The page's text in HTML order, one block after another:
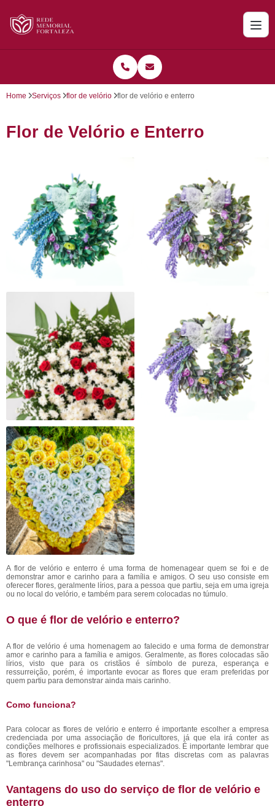
Home Serviços flor de velório flor de velório e enterro
Flor de Velório e Enterro
A flor de velório e enterro é uma forma de homenagear quem se foi e de
demonstrar amor e carinho para a família e amigos. O seu uso consiste em
oferecer flores, geralmente lírios, para a pessoa que partiu, seja em uma igreja
ou no local do velório, e também para serem colocadas no túmulo.
O que é flor de velório e enterro?
A flor de velório é uma homenagem ao falecido e uma forma de demonstrar
amor e carinho para a família e amigos. Geralmente, as flores colocadas são
lírios, visto que para os cristãos é símbolo de pureza, esperança e
ressurreição, porém, é importante evocar as flores que eram preferidas por
quem partiu para demonstrar ainda mais carinho.
Como funciona?
Para colocar as flores de velório e enterro é importante escolher a empresa
credenciada por uma associação de floricultores, já que ela irá conter as
condições melhores e profissionais especializados. É importante lembrar que
as flores devem ser acompanhadas por fitas discretas com as palavras
"Lembrança carinhosa" ou "Saudades eternas".
Vantagens do uso do serviço de flor de velório e
enterro